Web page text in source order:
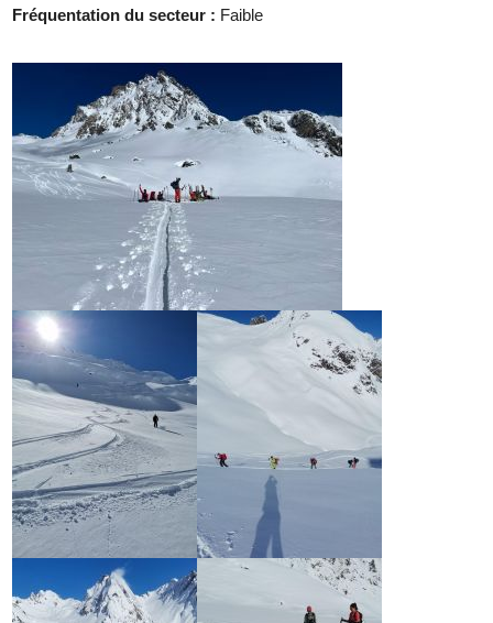
Fréquentation du secteur : Faible